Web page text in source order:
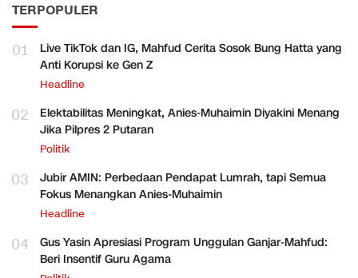
TERPOPULER
01
Live TikTok dan IG, Mahfud Cerita Sosok Bung Hatta yang
Anti Korupsi ke Gen Z
Headline
02
Elektabilitas Meningkat, Anies-Muhaimin Diyakini Menang
Jika Pilpres 2 Putaran
Politik
03
Jubir AMIN: Perbedaan Pendapat Lumrah, tapi Semua
Fokus Menangkan Anies-Muhaimin
Headline
04
Gus Yasin Apresiasi Program Unggulan Ganjar-Mahfud:
Beri Insentif Guru Agama